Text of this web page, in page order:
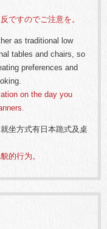
ですのでご注意を。
as traditional low
tables and chairs, so
preferences and
on the day you
坐方式有日本跪式及桌
的行为。